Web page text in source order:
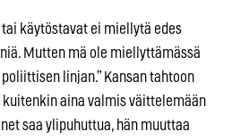
käytöstavat ei miellytä edes
Mutten mä ole miellyttämässä
linjan.” Kansan tahtoon
aina valmis väittelemään
saa ylipuhuttua, hän muuttaa